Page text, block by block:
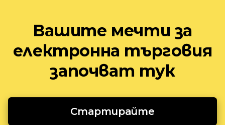
Вашите мечти за
електронна търговия
започват тук
Стартирайте